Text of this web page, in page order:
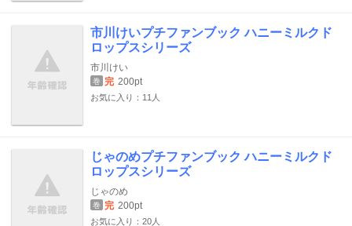
市川けいプチファンブック ハニーミルクド
ロップスシリーズ
市川けい
巻 完 200pt
お気に入り：11人
じゃのめプチファンブック ハニーミルクド
ロップスシリーズ
じゃのめ
巻 完 200pt
お気に入り：20人